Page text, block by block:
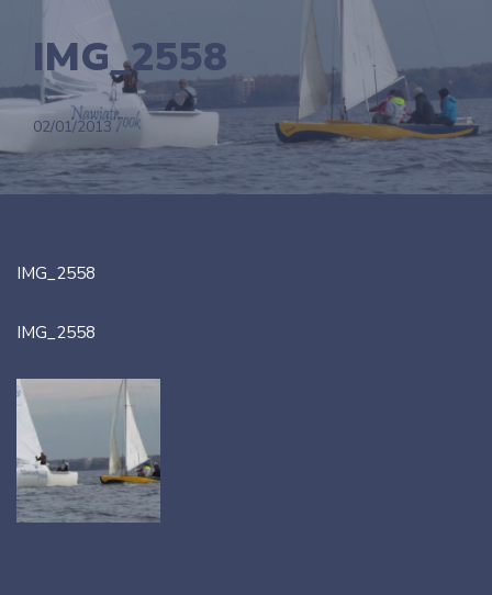
IMG_2558
02/01/2013
IMG_2558
IMG_2558